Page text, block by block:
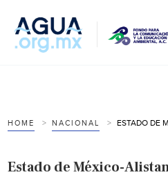
HOME NACIONAL
Estado de México-